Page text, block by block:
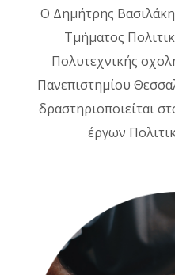
Ο Δημήτρης
Τμήματος
Πολυτεχνικής
Πανεπιστημίου
δραστηριοποιείται
έργων